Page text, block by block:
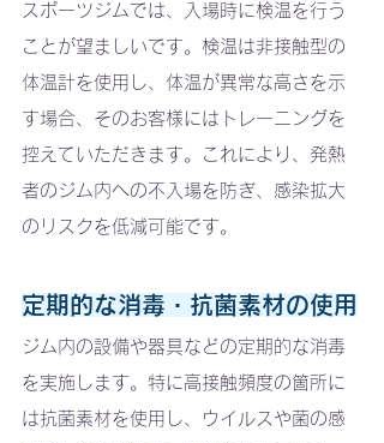
スポーツジムでは、入場時に検温を行う
ことが望ましいです。検温は非接触型の
体温計を使用し、体温が異常な高さを示
す場合、そのお客様にはトレーニングを
控えていただきます。これにより、発熱
者のジム内への不入場を防ぎ、感染拡大
のリスクを低減可能です。
定期的な消毒・抗菌素材の使用
ジム内の設備や器具などの定期的な消毒
を実施します。特に高接触頻度の箇所に
は抗菌素材を使用し、ウイルスや菌の感